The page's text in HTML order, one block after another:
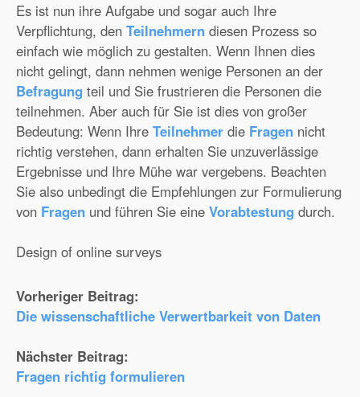
Es ist nun ihre Aufgabe und sogar auch Ihre
Verpflichtung, den Teilnehmern diesen Prozess so
einfach wie möglich zu gestalten. Wenn Ihnen dies
nicht gelingt, dann nehmen wenige Personen an der
Befragung teil und Sie frustrieren die Personen die
teilnehmen. Aber auch für Sie ist dies von großer
Bedeutung: Wenn Ihre Teilnehmer die Fragen nicht
richtig verstehen, dann erhalten Sie unzuverlässige
Ergebnisse und Ihre Mühe war vergebens. Beachten
Sie also unbedingt die Empfehlungen zur Formulierung
von Fragen und führen Sie eine Vorabtestung durch.
Design of online surveys
Vorheriger Beitrag:
Die wissenschaftliche Verwertbarkeit von Daten
Nächster Beitrag:
Fragen richtig formulieren